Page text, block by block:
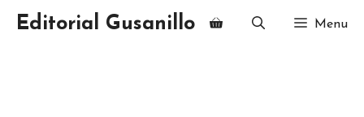
Editorial Gusanillo Menu